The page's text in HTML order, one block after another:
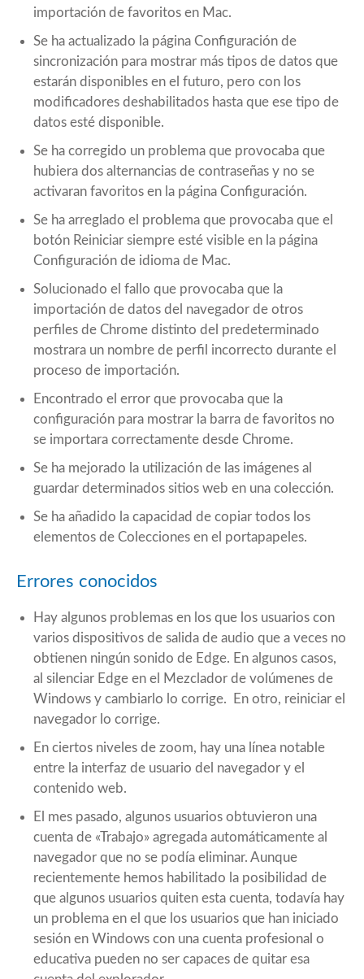
importación de favoritos en Mac.
Se ha actualizado la página Configuración de
sincronización para mostrar más tipos de datos que
estarán disponibles en el futuro, pero con los
modificadores deshabilitados hasta que ese tipo de
datos esté disponible.
Se ha corregido un problema que provocaba que
hubiera dos alternancias de contraseñas y no se
activaran favoritos en la página Configuración.
Se ha arreglado el problema que provocaba que el
botón Reiniciar siempre esté visible en la página
Configuración de idioma de Mac.
Solucionado el fallo que provocaba que la
importación de datos del navegador de otros
perfiles de Chrome distinto del predeterminado
mostrara un nombre de perfil incorrecto durante el
proceso de importación.
Encontrado el error que provocaba que la
configuración para mostrar la barra de favoritos no
se importara correctamente desde Chrome.
Se ha mejorado la utilización de las imágenes al
guardar determinados sitios web en una colección.
Se ha añadido la capacidad de copiar todos los
elementos de Colecciones en el portapapeles.
Errores conocidos
Hay algunos problemas en los que los usuarios con
varios dispositivos de salida de audio que a veces no
obtienen ningún sonido de Edge. En algunos casos,
al silenciar Edge en el Mezclador de volúmenes de
Windows y cambiarlo lo corrige. En otro, reiniciar el
navegador lo corrige.
En ciertos niveles de zoom, hay una línea notable
entre la interfaz de usuario del navegador y el
contenido web.
El mes pasado, algunos usuarios obtuvieron una
cuenta de «Trabajo» agregada automáticamente al
navegador que no se podía eliminar. Aunque
recientemente hemos habilitado la posibilidad de
que algunos usuarios quiten esta cuenta, todavía hay
un problema en el que los usuarios que han iniciado
sesión en Windows con una cuenta profesional o
educativa pueden no ser capaces de quitar esa